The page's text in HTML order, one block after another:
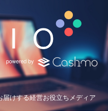
けする経営お役立ちメディア